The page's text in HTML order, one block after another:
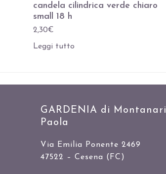
candela cilindrica verde chiaro
small 18 h
2,30€
Leggi tutto
GARDENIA di Montanari
Paola
Via Emilia Ponente 2469
47522 – Cesena (FC)